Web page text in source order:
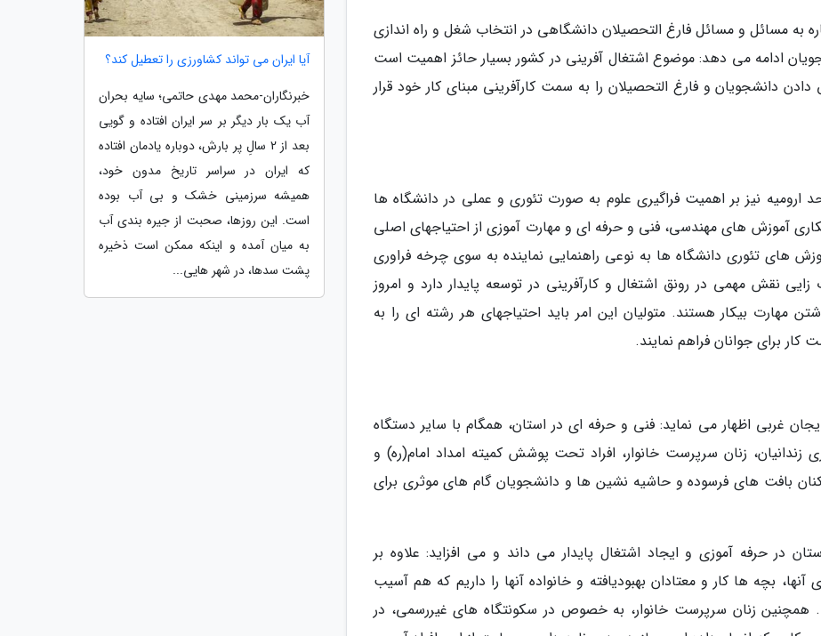
به مسائل و مسائل فارغ التحصیلان دانشگاهی در انتخاب شغل و راه اندازی
ادامه می دهد: موضوع اشتغال آفرینی در کشور بسیار حائز اهمیت است
دانشجویان و فارغ التحصیلان را به سمت کارآفرینی مبنای کار خود قرار
ارومیه نیز بر اهمیت فراگیری علوم به صورت تئوری و عملی در دانشگاه ها
آموزش های مهندسی، فنی و حرفه ای و مهارت آموزی از احتیاجهای اصلی
های تئوری دانشگاه ها به نوعی راهنمایی نماینده به سوی چرخه فراوری
نقش مهمی در رونق اشتغال و کارآفرینی در توسعه پایدار دارد و امروز
مهارت بیکار هستند. متولیان این امر باید احتیاجهای هر رشته ای را به
برای جوانان فراهم نمایند.
غربی اظهار می نماید: فنی و حرفه ای در استان، همگام با سایر دستگاه
زندانیان، زنان سرپرست خانوار، افراد تحت پوشش کمیته امداد امام(ره) و
بافت های فرسوده و حاشیه نشین ها و دانشجویان گام های موثری برای
در حرفه آموزی و ایجاد اشتغال پایدار می داند و می افزاید: علاوه بر
آنها، بچه ها کار و معتادان بهبودیافته و خانواده آنها را داریم که هم آسیب
زنان سرپرست خانوار، به خصوص در سکونتگاه های غیررسمی، در
آیا ایران می تواند کشاورزی را تعطیل کند؟
خبرنگاران-محمد مهدی حاتمی؛ سایه بحران
آب یک بار دیگر بر سر ایران افتاده و گویی
بعد از 2 سالِ پر بارش، دوباره یادمان افتاده
که ایران در سراسر تاریخ مدون خود،
همیشه سرزمینی خشک و بی آب بوده
است. این روزها، صحبت از جیره بندی آب
به میان آمده و اینکه ممکن است ذخیره
پشت سدها، در شهر هایی...